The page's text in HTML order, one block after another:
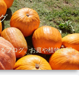
ブログ。お庭や植物に関